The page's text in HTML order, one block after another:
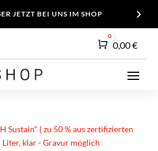
JETZT BEI UNS IM SHOP
Warenkorb
0
0,00€